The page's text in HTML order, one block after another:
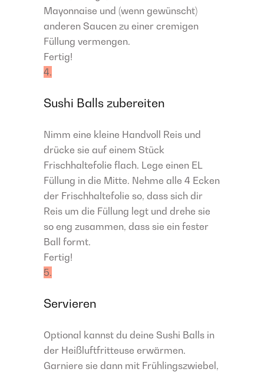
Mayonnaise und (wenn gewünscht)
anderen Saucen zu einer cremigen
Füllung vermengen.
Fertig!
4.
Sushi Balls zubereiten
Nimm eine kleine Handvoll Reis und
drücke sie auf einem Stück
Frischhaltefolie flach. Lege einen EL
Füllung in die Mitte. Nehme alle 4 Ecken
der Frischhaltefolie so, dass sich dir
Reis um die Füllung legt und drehe sie
so eng zusammen, dass sie ein fester
Ball formt.
Fertig!
5.
Servieren
Optional kannst du deine Sushi Balls in
der Heißluftfritteuse erwärmen.
Garniere sie dann mit Frühlingszwiebel,